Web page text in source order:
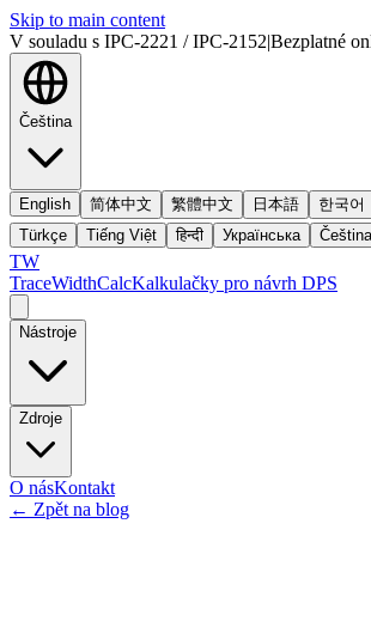
Skip to main content
V souladu s IPC-2221 / IPC-2152|Bezplatné
Čeština
English 简体中文 繁體中文 日本語 한국어
Türkçe
Tiếng Việt हिन्दी Українська Čeština
TW
TraceWidthCalcKalkulačky pro návrh DPS
Nástroje
Zdroje
O násKontakt
← Zpět na blog